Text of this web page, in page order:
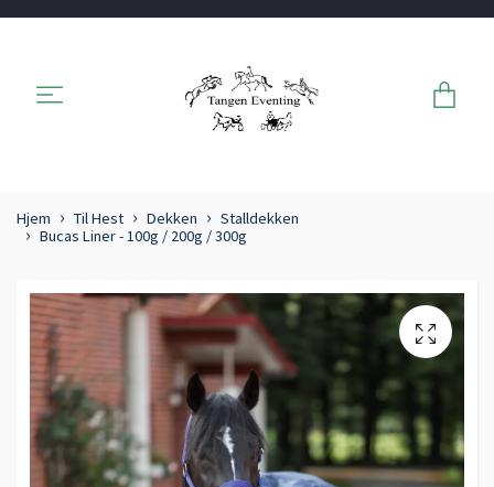
Hjem Til Hest Dekken
Stalldekken
Bucas Liner - 100g / 200g / 300g